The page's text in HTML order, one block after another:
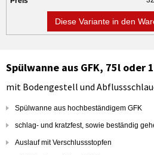
Diese Variante in den
Spülwanne aus GFK, 75l oder
mit Bodengestell und
Spülwanne aus hochbeständigem GFK
schlag- und kratzfest, sowie beständig
Auslauf mit Verschlussstopfen